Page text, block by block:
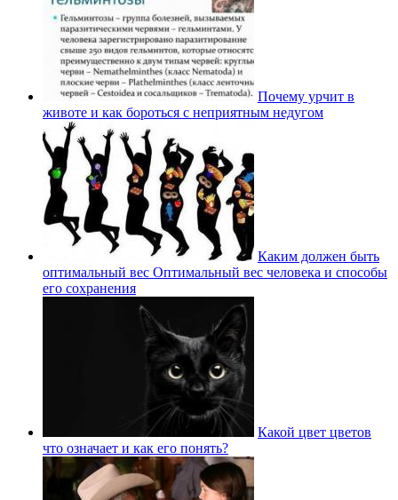
Почему урчит в
животе и как бороться с неприятным недугом
Каким должен быть
оптимальный вес Оптимальный вес человека и способы
его сохранения
Какой цвет цветов
что означает и как его понять?